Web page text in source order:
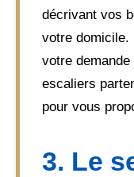
décrivant vos
votre domicile.
votre
escaliers
pour vous
3. Le